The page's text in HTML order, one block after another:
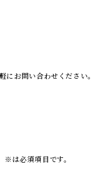
にお問い合わせください。
※は必須項目です。